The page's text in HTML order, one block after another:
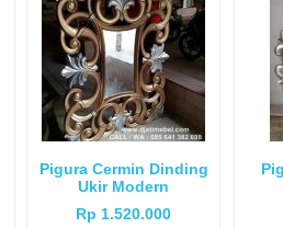
Pigura Cermin Dinding
Ukir Modern
Rp 1.520.000